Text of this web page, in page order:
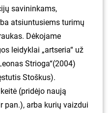
savininkams,
atsiuntusiems turimų
Dėkojame
leidyklai „artseria“ už
Strioga“(2004)
Stoškus).
(pridėjo naują
pan.), arba kurių vaizdui